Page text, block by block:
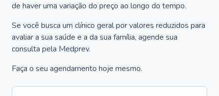
de haver uma variação do preço ao longo do tempo.
Se você busca um clínico geral por valores reduzidos para
avaliar a sua saúde e a da sua família, agende sua
consulta pela Medprev.
Faça o seu agendamento hoje mesmo.